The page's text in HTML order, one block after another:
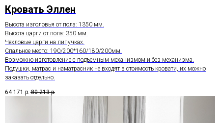
Кровать Эллен
Высота изголовья от пола: 1350 мм.
Высота царги от пола: 350 мм.
Чехловые царги на липучках.
Спальное место: 190/200*160/180/200мм.
Возможно изготовление с подъемным механизмом и без механизма.
Подушки, матрас и наматрасник не входят в стоимость кровати, их можно
заказать отдельно.
64 171 р. 80 213 р.